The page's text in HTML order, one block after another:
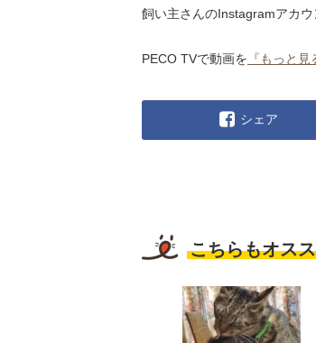
飼い主さんのInstagramアカウ
PECO TVで動画を 『もっと見
シェア
こちらもオス